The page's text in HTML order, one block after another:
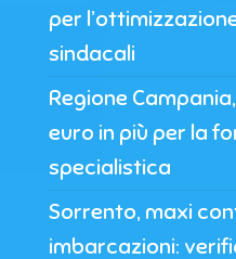
per
sindacali
Regione
euro in più per la
specialistica
Sorrento, maxi
imbarcazioni: